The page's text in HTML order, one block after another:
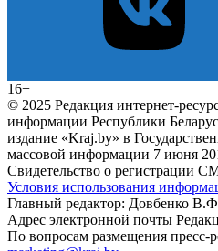
16+
© 2025 Редакция интернет-
информации Республики
издание «Kraj.by» в
массовой информации 7 июня
Свидетельство о регистрации
Условия использования
Главный редактор: Довбенко
Адрес электронной почты
По вопросам размещения пресс-